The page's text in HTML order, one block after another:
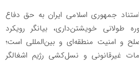
جمهوری اسلامی ایران به حق دفاع
خویشتن‌داری، بیانگر رویکرد
و امنیت منطقه‌ای و بین‌المللی است؛
غیرقانونی و نسل‌کشی رژیم اشغالگر